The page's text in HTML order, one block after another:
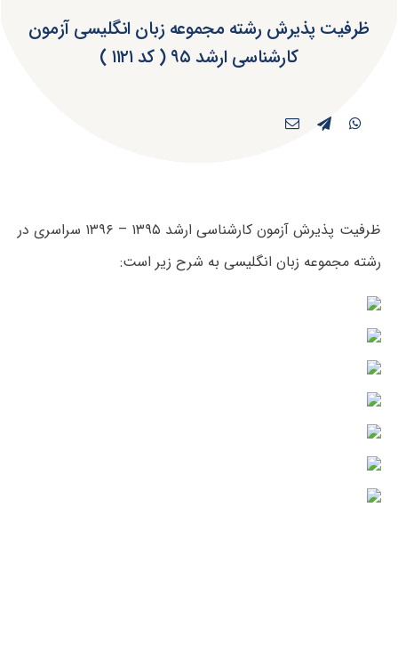
ظرفیت پذیرش رشته مجموعه زبان انگلیسی آزمون
کارشناسی ارشد ۹۵ ( کد ۱۱۲۱ )
ظرفیت پذیرش آزمون کارشناسی ارشد ۱۳۹۵ – ۱۳۹۶ سراسری در
رشته مجموعه زبان انگلیسی به شرح زیر است: